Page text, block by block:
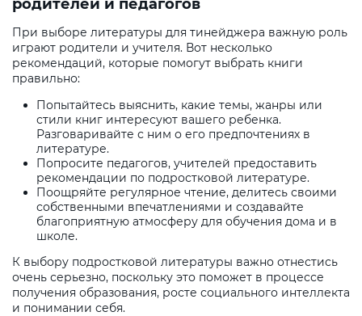
родителей и педагогов
При выборе литературы для тинейджера важную роль
играют родители и учителя. Вот несколько
рекомендаций, которые помогут выбрать книги
правильно:
Попытайтесь выяснить, какие темы, жанры или
стили книг интересуют вашего ребенка.
Разговаривайте с ним о его предпочтениях в
литературе.
Попросите педагогов, учителей предоставить
рекомендации по подростковой литературе.
Поощряйте регулярное чтение, делитесь своими
собственными впечатлениями и создавайте
благоприятную атмосферу для обучения дома и в
школе.
К выбору подростковой литературы важно отнестись
очень серьезно, поскольку это поможет в процессе
получения образования, росте социального интеллекта
и понимании себя.